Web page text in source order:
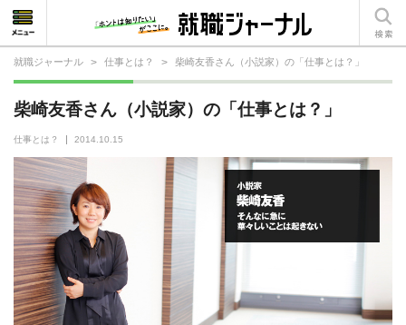
就職ジャーナル > 仕事とは？ > 柴崎友香さん（小説家）の「仕事とは？」
柴崎友香さん（小説家）の「仕事とは？」
仕事とは？ 2014.10.15
就活相談
就活ノウハウ
仕事の選び方・ヒント
仕事とは？
就活コラム